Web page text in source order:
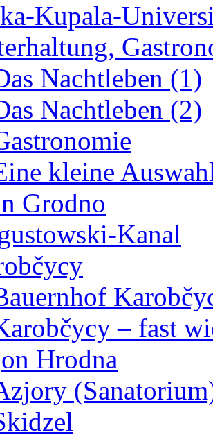
Kupala-
Nachtleben (1)
Nachtleben (2)
kleine
Grodno
Kanal
– fast
Hrodna